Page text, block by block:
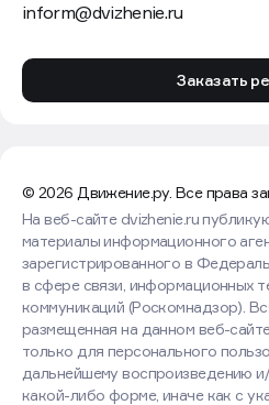
inform@dvizhenie.ru
Заказать
© 2026 Движение.ру. Все права
На веб-сайте dvizhenie.ru
материалы информационного
зарегистрированного в
в сфере связи, информационных
коммуникаций (Роскомнадзор).
размещенная на данном веб-
только для персонального
дальнейшему воспроизведению
какой-либо форме, иначе как с